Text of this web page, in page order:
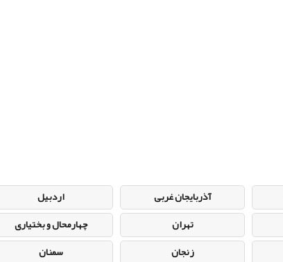
آذربایجان غربی اردبیل
تهران چهارمحال و بختیاری
زنجان سمنان